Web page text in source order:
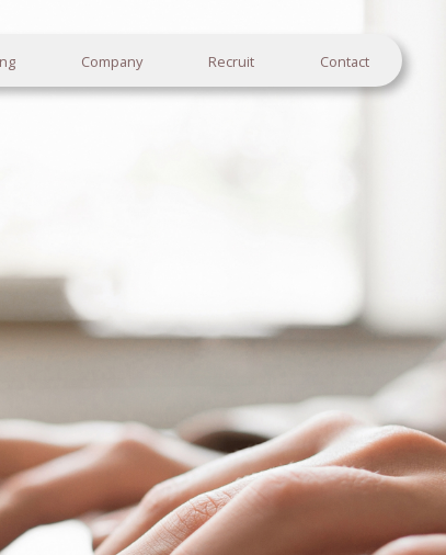
Company Recruit Contact